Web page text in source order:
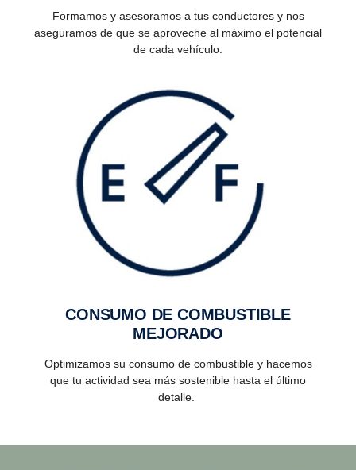
Formamos y asesoramos a tus conductores y nos
aseguramos de que se aproveche al máximo el potencial
de cada vehículo.
CONSUMO DE COMBUS­TIBLE
MEJORADO
Optimizamos su consumo de combustible y hacemos
que tu actividad sea más sostenible hasta el último
detalle.